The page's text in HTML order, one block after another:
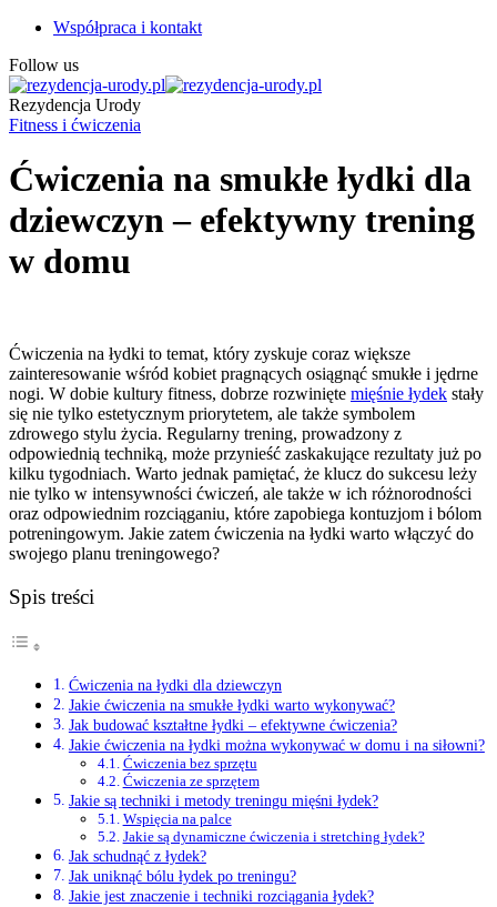
Współpraca i kontakt
Follow us
Rezydencja Urody
Fitness i ćwiczenia
Ćwiczenia na smukłe łydki dla
dziewczyn – efektywny trening
w domu
Ćwiczenia na łydki to temat, który zyskuje coraz większe
zainteresowanie wśród kobiet pragnących osiągnąć smukłe i jędrne
nogi. W dobie kultury fitness, dobrze rozwinięte mięśnie łydek stały
się nie tylko estetycznym priorytetem, ale także symbolem
zdrowego stylu życia. Regularny trening, prowadzony z
odpowiednią techniką, może przynieść zaskakujące rezultaty już po
kilku tygodniach. Warto jednak pamiętać, że klucz do sukcesu leży
nie tylko w intensywności ćwiczeń, ale także w ich różnorodności
oraz odpowiednim rozciąganiu, które zapobiega kontuzjom i bólom
potreningowym. Jakie zatem ćwiczenia na łydki warto włączyć do
swojego planu treningowego?
Spis treści
Ćwiczenia na łydki dla dziewczyn
Jakie ćwiczenia na smukłe łydki warto wykonywać?
Jak budować kształtne łydki – efektywne ćwiczenia?
Jakie ćwiczenia na łydki można wykonywać w domu i na siłowni?
Ćwiczenia bez sprzętu
Ćwiczenia ze sprzętem
Jakie są techniki i metody treningu mięśni łydek?
Wspięcia na palce
Jakie są dynamiczne ćwiczenia i stretching łydek?
Jak schudnąć z łydek?
Jak uniknąć bólu łydek po treningu?
Jakie jest znaczenie i techniki rozciągania łydek?